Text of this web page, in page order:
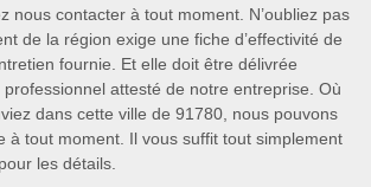
nous contacter à tout moment. N’oubliez pas
de la région exige une fiche d’effectivité de
fournie. Et elle doit être délivrée
attesté de notre entreprise. Où
dans cette ville de 91780, nous pouvons
à tout moment. Il vous suffit tout simplement
les détails.